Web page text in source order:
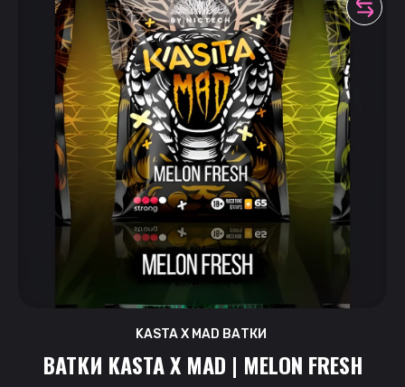
KASTA X MAD ВАТКИ
ВАТКИ KASTA X MAD | MELON FRESH